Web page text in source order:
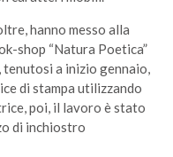
hanno messo alla
shop “Natura Poetica”
a inizio gennaio,
di stampa utilizzando
poi, il lavoro è stato
di inchiostro